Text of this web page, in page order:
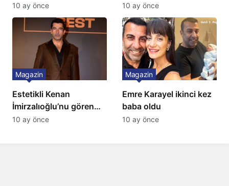
10 ay önce 10 ay önce
Estetikli Kenan
İmirzalıoğlu’nu gören
tanıyamıyor: Son hali
Magazin
10 ay önce
Emre Karayel ikinci kez
baba oldu
Magazin
10 ay önce